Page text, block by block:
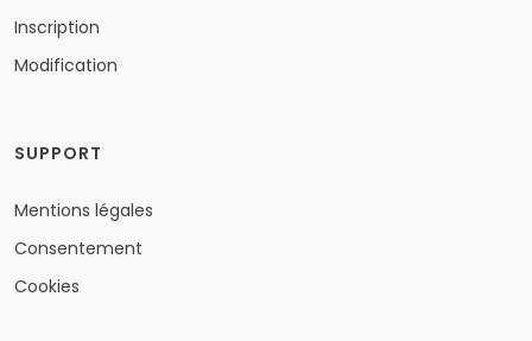
Inscription
Modification
SUPPORT
Mentions légales
Consentement
Cookies